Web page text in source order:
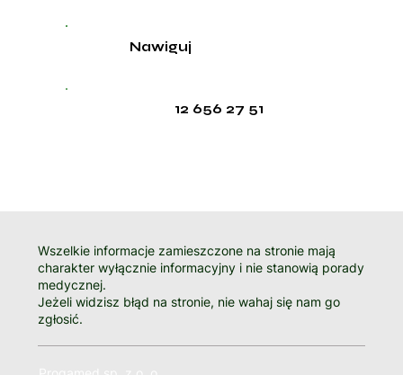
12 656 27 51
Nawiguj
Wszelkie informacje zamieszczone na stronie mają
charakter wyłącznie informacyjny i nie stanowią porady
medycznej.
Jeżeli widzisz błąd na stronie, nie wahaj się nam go
zgłosić.